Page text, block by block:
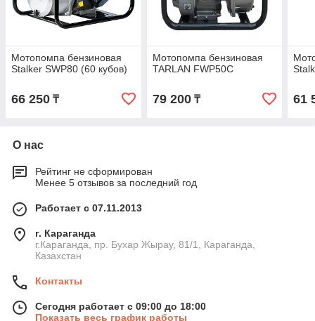
Мотопомпа бензиновая
Stalker SWP80 (60 кубов)
66 250 ₸
Мотопомпа бензиновая
TARLAN FWP50C
79 200₸ 61
О нас
Рейтинг не сформирован
Менее 5 отзывов за последний год
Работает с 07.11.2013
г. Караганда
г.Караганда, пр. Бухар Жырау, 81/1, Караганда,
Казахстан
Контакты
Сегодня работает с 09:00 до 18:00
Показать весь график работы